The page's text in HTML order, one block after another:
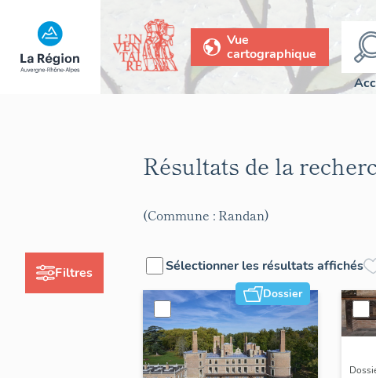
Vue
cartographique
Filtres
Résultats de la
(Commune : Randan)
Sélectionner les résultats affichés
Dossier